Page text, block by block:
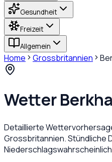
Gesundheit
Freizeit
Allgemein
Home Grossbritannien
Wetter
Detaillierte
Grossbritannien. Stündliche